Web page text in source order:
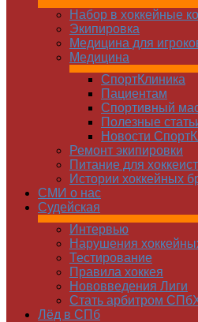
Набор в хоккейные
Экипировка
Медицина для
Медицина
СпортКлиника
Пациентам
Спортивный
Полезные
Новости
Ремонт экипировки
Питание для
Истории хоккейных
СМИ о нас
Судейская
Интервью
Нарушения
Тестирование
Правила хоккея
Нововведения Лиги
Стать арбитром
Лёд в СПб